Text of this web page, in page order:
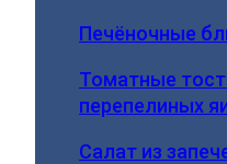
Печёночные
Томатные
перепелиных
Салат из